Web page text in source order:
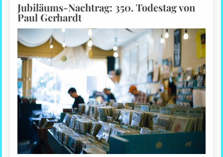
Jubiläums-Nachtrag: 350. Todestag von
Paul Gerhardt